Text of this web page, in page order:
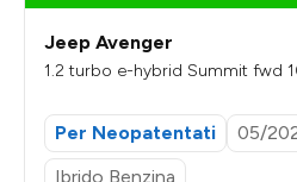
Jeep Avenger
1.2 turbo e-hybrid Summit fwd
Per Neopatentati
05/
Ibrido Benzina